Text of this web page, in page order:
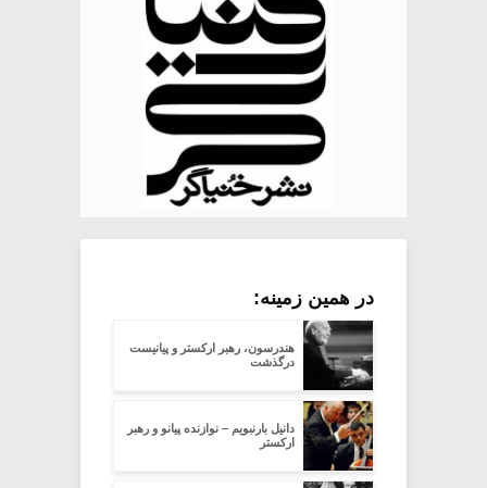
در همین زمینه:
هندرسون، رهبر ارکستر و پیانیست
درگذشت
دانیل بارنبویم – نوازنده پیانو و رهبر
ارکستر